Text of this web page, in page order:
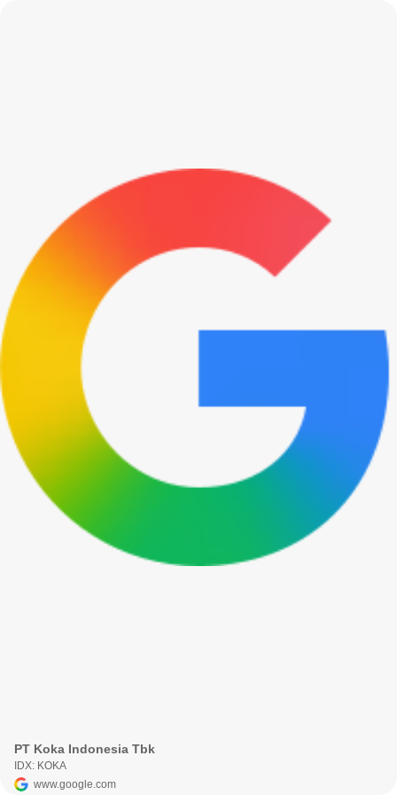
PT Koka Indonesia Tbk
IDX: KOKA
www.google.com